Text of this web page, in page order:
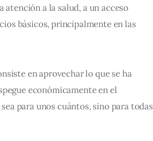
atención a la salud, a un acceso
básicos, principalmente en las
en aprovechar lo que se ha
económicamente en el
para unos cuántos, sino para todas